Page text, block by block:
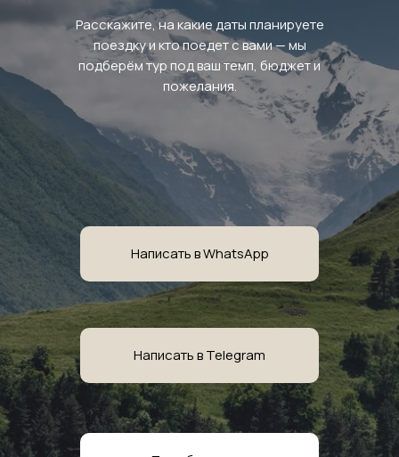
Расскажите, на какие даты планируете
поездку и кто поедет с вами — мы
подберём тур под ваш темп, бюджет и
пожелания.
Написать в WhatsApp
Написать в Telegram